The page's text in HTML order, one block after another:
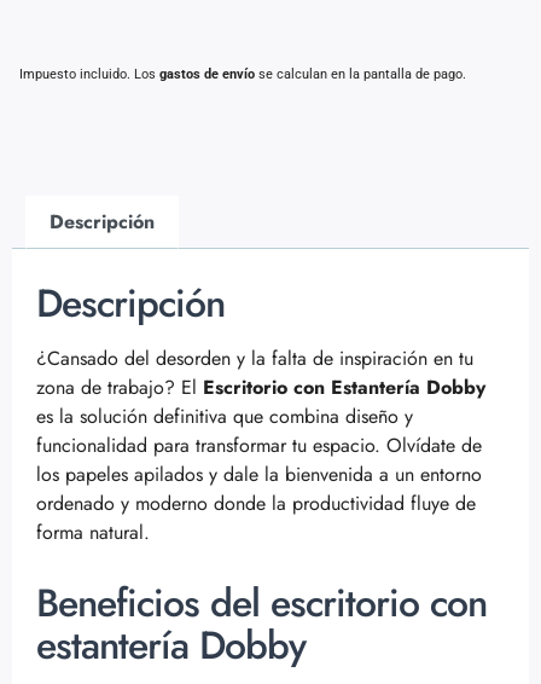
Impuesto incluido. Los gastos de envío se calculan en la pantalla de pago.
Descripción
Descripción
¿Cansado del desorden y la falta de inspiración en tu
zona de trabajo? El Escritorio con Estantería Dobby
es la solución definitiva que combina diseño y
funcionalidad para transformar tu espacio. Olvídate de
los papeles apilados y dale la bienvenida a un entorno
ordenado y moderno donde la productividad fluye de
forma natural.
Beneficios del escritorio con
estantería Dobby